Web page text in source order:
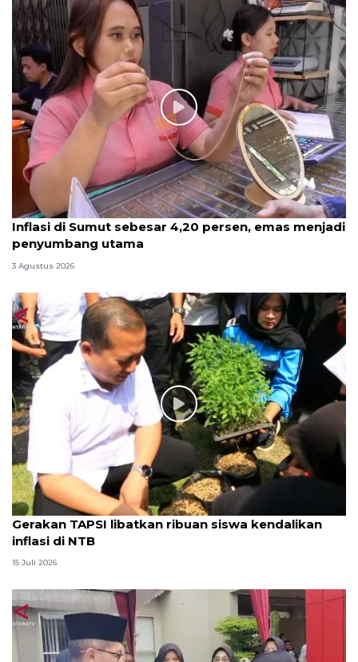
Inflasi di Sumut sebesar 4,20 persen, emas menjadi
penyumbang utama
3 Agustus 2026
Gerakan TAPSI libatkan ribuan siswa kendalikan
inflasi di NTB
15 Juli 2026